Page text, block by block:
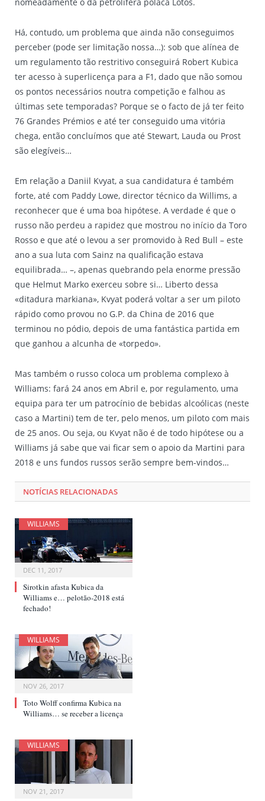
Há, contudo, um problema que ainda não conseguimos
perceber (pode ser limitação nossa…): sob que alínea de
um regulamento tão restritivo conseguirá Robert Kubica
ter acesso à superlicença para a F1, dado que não somou
os pontos necessários noutra competição e falhou as
últimas sete temporadas? Porque se o facto de já ter feito
76 Grandes Prémios e até ter conseguido uma vitória
chega, então concluímos que até Stewart, Lauda ou Prost
são elegíveis…
Em relação a Daniil Kvyat, a sua candidatura é também
forte, até com Paddy Lowe, director técnico da Willims, a
reconhecer que é uma boa hipótese. A verdade é que o
russo não perdeu a rapidez que mostrou no início da Toro
Rosso e que até o levou a ser promovido à Red Bull – este
ano a sua luta com Sainz na qualificação estava
equilibrada… –, apenas quebrando pela enorme pressão
que Helmut Marko exerceu sobre si… Liberto dessa
«ditadura markiana», Kvyat poderá voltar a ser um piloto
rápido como provou no G.P. da China de 2016 que
terminou no pódio, depois de uma fantástica partida em
que ganhou a alcunha de «torpedo».
Mas também o russo coloca um problema complexo à
Williams: fará 24 anos em Abril e, por regulamento, uma
equipa para ter um patrocínio de bebidas alcoólicas (neste
caso a Martini) tem de ter, pelo menos, um piloto com mais
de 25 anos. Ou seja, ou Kvyat não é de todo hipótese ou a
Williams já sabe que vai ficar sem o apoio da Martini para
2018 e uns fundos russos serão sempre bem-vindos…
NOTÍCIAS RELACIONADAS
WILLIAMS
DEC 11, 2017
Sirotkin afasta Kubica da
Williams e… pelotão-2018 está
fechado!
WILLIAMS
NOV 26, 2017
Toto Wolff confirma Kubica na
Williams… se receber a licença
WILLIAMS
NOV 21, 2017